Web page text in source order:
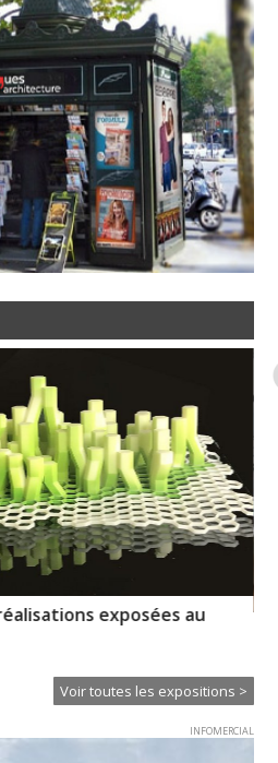
exposées au
Voir toutes les expositions >
INFOMERCIAL